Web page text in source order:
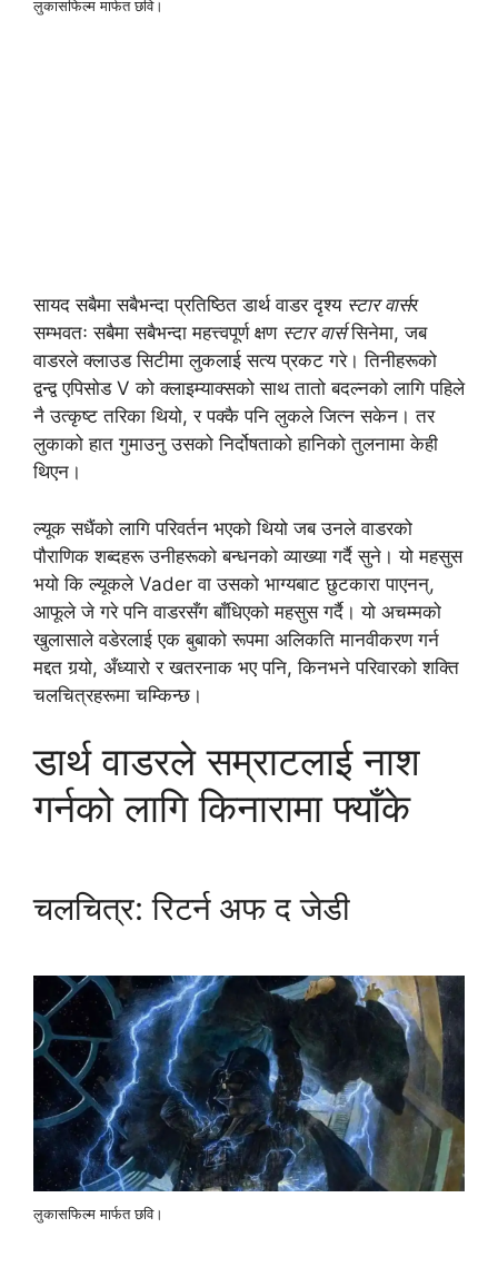
लुकासफिल्म मार्फत छवि।
सायद सबैमा सबैभन्दा प्रतिष्ठित डार्थ वाडर दृश्य स्टार वार्सर
सम्भवतः सबैमा सबैभन्दा महत्त्वपूर्ण क्षण स्टार वार्ससिनेमा, जब
वाडरले क्लाउड सिटीमा लुकलाई सत्य प्रकट गरे। तिनीहरूको
द्वन्द्व एपिसोड V को क्लाइम्याक्सको साथ तातो बदल्नको लागि पहिले
नै उत्कृष्ट तरिका थियो, र पक्कै पनि लुकले जित्न सकेन। तर
लुकाको हात गुमाउनु उसको निर्दोषताको हानिको तुलनामा केही
थिएन।
ल्यूक सधैंको लागि परिवर्तन भएको थियो जब उनले वाडरको
पौराणिक शब्दहरू उनीहरूको बन्धनको व्याख्या गर्दै सुने। यो महसुस
भयो कि ल्यूकले Vader वा उसको भाग्यबाट छुटकारा पाएनन्,
आफूले जे गरे पनि वाडरसँग बाँधिएको महसुस गर्दै। यो अचम्मको
खुलासाले वडेरलाई एक बुबाको रूपमा अलिकति मानवीकरण गर्न
मद्दत गर्‍यो, अँध्यारो र खतरनाक भए पनि, किनभने परिवारको शक्ति
चलचित्रहरूमा चम्किन्छ।
डार्थ वाडरले सम्राटलाई नाश
गर्नको लागि किनारामा फ्याँके
चलचित्र: रिटर्न अफ द जेडी
लुकासफिल्म मार्फत छवि।